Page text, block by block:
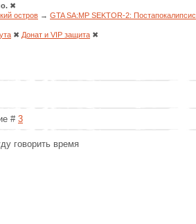
✖
остров → GTA SA:MP SEKTOR-2: Постапокалипсис
✖ Донат и VIP защита ✖
# 3
говорить время